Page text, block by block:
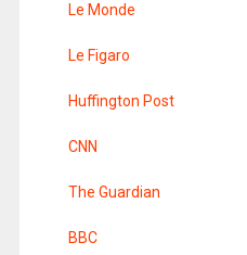
Le Monde
Le Figaro
Huffington Post
CNN
The Guardian
BBC